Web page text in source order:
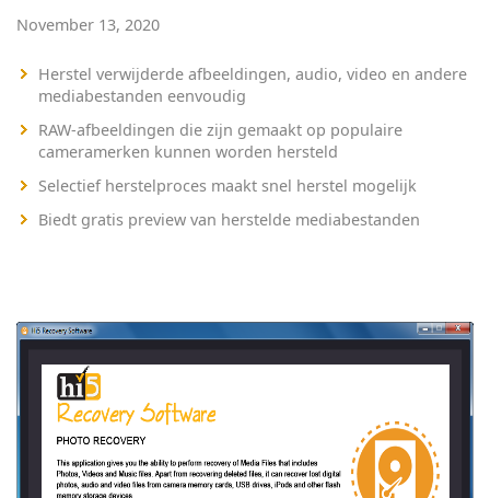
November 13, 2020
Herstel verwijderde afbeeldingen, audio, video en andere
mediabestanden eenvoudig
RAW-afbeeldingen die zijn gemaakt op populaire
cameramerken kunnen worden hersteld
Selectief herstelproces maakt snel herstel mogelijk
Biedt gratis preview van herstelde mediabestanden